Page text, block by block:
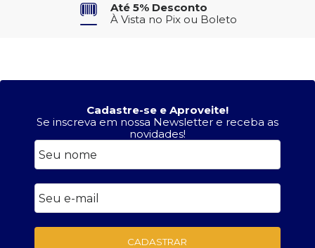
Até 5% Desconto
À Vista no Pix ou Boleto
Cadastre-se e Aproveite!
Se inscreva em nossa Newsletter e receba as
novidades!
CADASTRAR